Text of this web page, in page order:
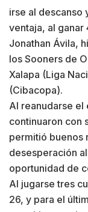
irse al descanso
ventaja, al ganar
Jonathan Ávila,
los Sooners de
Xalapa (Liga
(Cibacopa).
Al reanudarse el
continuaron con
permitió buenos
desesperación
oportunidad de
Al jugarse tres
26, y para el